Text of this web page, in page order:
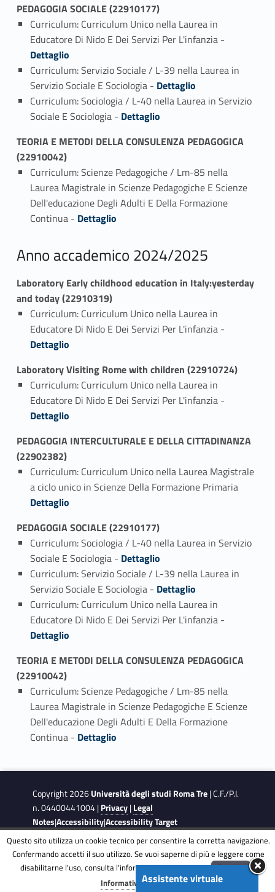
PEDAGOGIA SOCIALE (22910177)
Curriculum: Curriculum Unico nella Laurea in
Educatore Di Nido E Dei Servizi Per L'infanzia -
Dettaglio
Curriculum: Servizio Sociale / L-39 nella Laurea in
Servizio Sociale E Sociologia - Link identifier #identifier_person_192783-2
Dettaglio
Curriculum: Sociologia / L-40 nella Laurea in Servizio
Sociale E Sociologia - Link identifier #identifier_person_107849-3
Dettaglio
TEORIA E METODI DELLA CONSULENZA PEDAGOGICA
(22910042)
Curriculum: Scienze Pedagogiche / Lm-85 nella
Laurea Magistrale in Scienze Pedagogiche E Scienze
Dell'educazione Degli Adulti E Della Formazione
Continua - Link identifier #identifier_person_193471-1
Dettaglio
Anno accademico 2024/2025
Laboratory Early childhood education in Italy:yesterday
and today (22910319)
Curriculum: Curriculum Unico nella Laurea in
Educatore Di Nido E Dei Servizi Per L'infanzia -
Dettaglio
Laboratory Visiting Rome with children (22910724)
Curriculum: Curriculum Unico nella Laurea in
Educatore Di Nido E Dei Servizi Per L'infanzia -
Dettaglio
PEDAGOGIA INTERCULTURALE E DELLA CITTADINANZA
(22902382)
Curriculum: Curriculum Unico nella Laurea Magistrale
a ciclo unico in Scienze Della Formazione Primaria
Dettaglio
PEDAGOGIA SOCIALE (22910177)
Curriculum: Sociologia / L-40 nella Laurea in Servizio
Sociale E Sociologia - Link identifier #identifier_person_179169-1
Dettaglio
Curriculum: Servizio Sociale / L-39 nella Laurea in
Servizio Sociale E Sociologia - Link identifier #identifier_person_126567-2
Dettaglio
Curriculum: Curriculum Unico nella Laurea in
Educatore Di Nido E Dei Servizi Per L'infanzia -
Dettaglio
TEORIA E METODI DELLA CONSULENZA PEDAGOGICA
(22910042)
Curriculum: Scienze Pedagogiche / Lm-85 nella
Laurea Magistrale in Scienze Pedagogiche E Scienze
Dell'educazione Degli Adulti E Della Formazione
Continua - Link identifier #identifier_person_36025-1
Dettaglio
Copyright 2026Università degli studi Roma Tre| C.F./P.I.
n. 04400441004 |Privacy|Legal
Notes|Accessibility|Accessibility Target
Assistente virtuale
This site is protected by reCAPTCHA and the Google Privacy
PolicyandTerms of Serviceapply.
Questo sito utilizza un cookie tecnico per consentire la corretta navigazione.
Confermando accetti il suo utilizzo. Se vuoi saperne di più e leggere come
disabilitarne l'uso, consulta l'informativa estesa.ENG
Accetta
Informativa completa